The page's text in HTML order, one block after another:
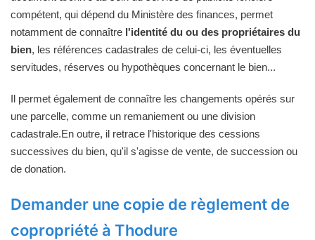
compétent, qui dépend du Ministère des finances, permet
notamment de connaître l'identité du ou des propriétaires du
bien, les références cadastrales de celui-ci, les éventuelles
servitudes, réserves ou hypothèques concernant le bien...
Il permet également de connaître les changements opérés sur
une parcelle, comme un remaniement ou une division
cadastrale.En outre, il retrace l'historique des cessions
successives du bien, qu'il s'agisse de vente, de succession ou
de donation.
Demander une copie de règlement de
copropriété à Thodure